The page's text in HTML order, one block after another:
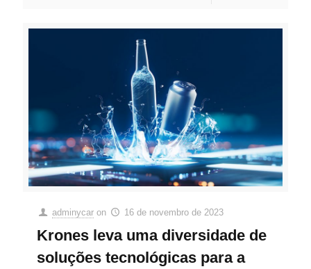
adminycar on 16 de novembro de 2023
Krones leva uma diversidade de
soluções tecnológicas para a